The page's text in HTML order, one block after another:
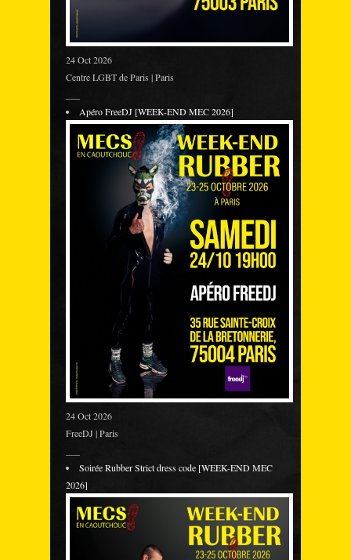
24 Oct 2026
Centre LGBT de Paris | Paris
Apéro FreeDJ [WEEK-END MEC 2026]
24 Oct 2026
FreeDJ | Paris
Soirée Rubber Strict dress code [WEEK-END MEC
2026]